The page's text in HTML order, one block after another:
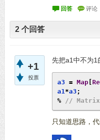
2 个回答
+1
投票
先把a1中不为1
a3 = Map [
a1 *a3 ;
%
//
只知道思路，